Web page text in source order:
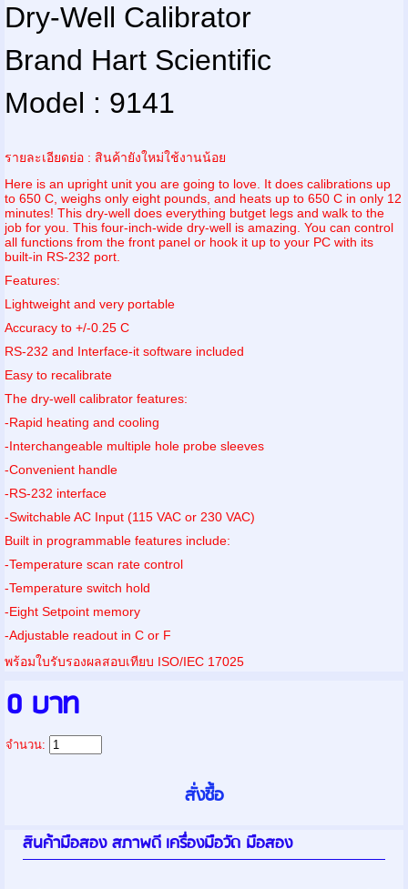
Dry-Well Calibrator
Brand Hart Scientific
Model : 9141
รายละเอียดย่อ : สินค้ายังใหม่ใช้งานน้อย
Here is an upright unit you are going to love. It does calibrations up
to 650 C, weighs only eight pounds, and heats up to 650 C in only 12
minutes! This dry-well does everything butget legs and walk to the
job for you. This four-inch-wide dry-well is amazing. You can control
all functions from the front panel or hook it up to your PC with its
built-in RS-232 port.
Features:
Lightweight and very portable
Accuracy to +/-0.25 C
RS-232 and Interface-it software included
Easy to recalibrate
The dry-well calibrator features:
-Rapid heating and cooling
-Interchangeable multiple hole probe sleeves
-Convenient handle
-RS-232 interface
-Switchable AC Input (115 VAC or 230 VAC)
Built in programmable features include:
-Temperature scan rate control
-Temperature switch hold
-Eight Setpoint memory
-Adjustable readout in C or F
พร้อมใบรับรองผลสอบเทียบ ISO/IEC 17025
0 บาท
จำนวน:
สินค้ามือสอง สภาพดี เครื่องมือวัด มือสอง